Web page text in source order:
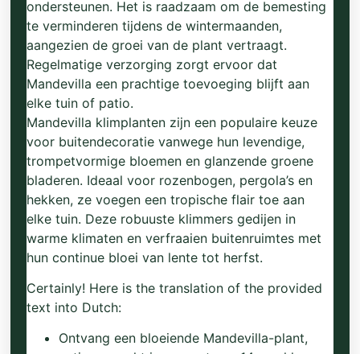
ondersteunen. Het is raadzaam om de bemesting
te verminderen tijdens de wintermaanden,
aangezien de groei van de plant vertraagt.
Regelmatige verzorging zorgt ervoor dat
Mandevilla een prachtige toevoeging blijft aan
elke tuin of patio.
Mandevilla klimplanten zijn een populaire keuze
voor buitendecoratie vanwege hun levendige,
trompetvormige bloemen en glanzende groene
bladeren. Ideaal voor rozenbogen, pergola’s en
hekken, ze voegen een tropische flair toe aan
elke tuin. Deze robuuste klimmers gedijen in
warme klimaten en verfraaien buitenruimtes met
hun continue bloei van lente tot herfst.
Certainly! Here is the translation of the provided
text into Dutch:
Ontvang een bloeiende Mandevilla-plant,